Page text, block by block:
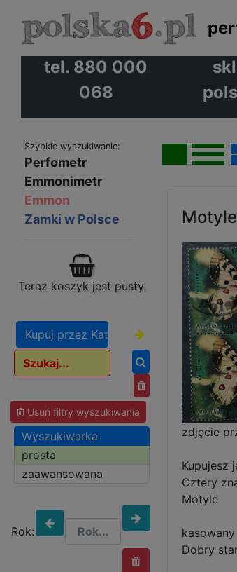
tel. 880 000
068
Szybkie wyszukiwanie:
Perfometr
Emmonimetr
Emmon
Zamki w Polsce
Teraz koszyk jest pusty.
Kupuj przez Katalog
Usuń filtry wyszukiwania
Wyszukiwarka
prosta
zaawansowana
Rok:
Motyle
zdjęcie
Kupujesz
Cztery
Motyle
kasowany
Dobry